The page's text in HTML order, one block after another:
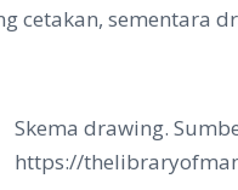
cetakan, sementara
Skema drawing.
https://